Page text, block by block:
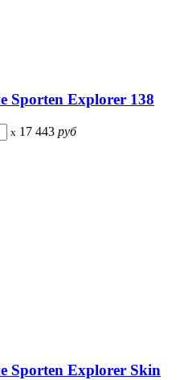
Sporten Explorer 138
x 17 443 руб
Sporten Explorer Skin